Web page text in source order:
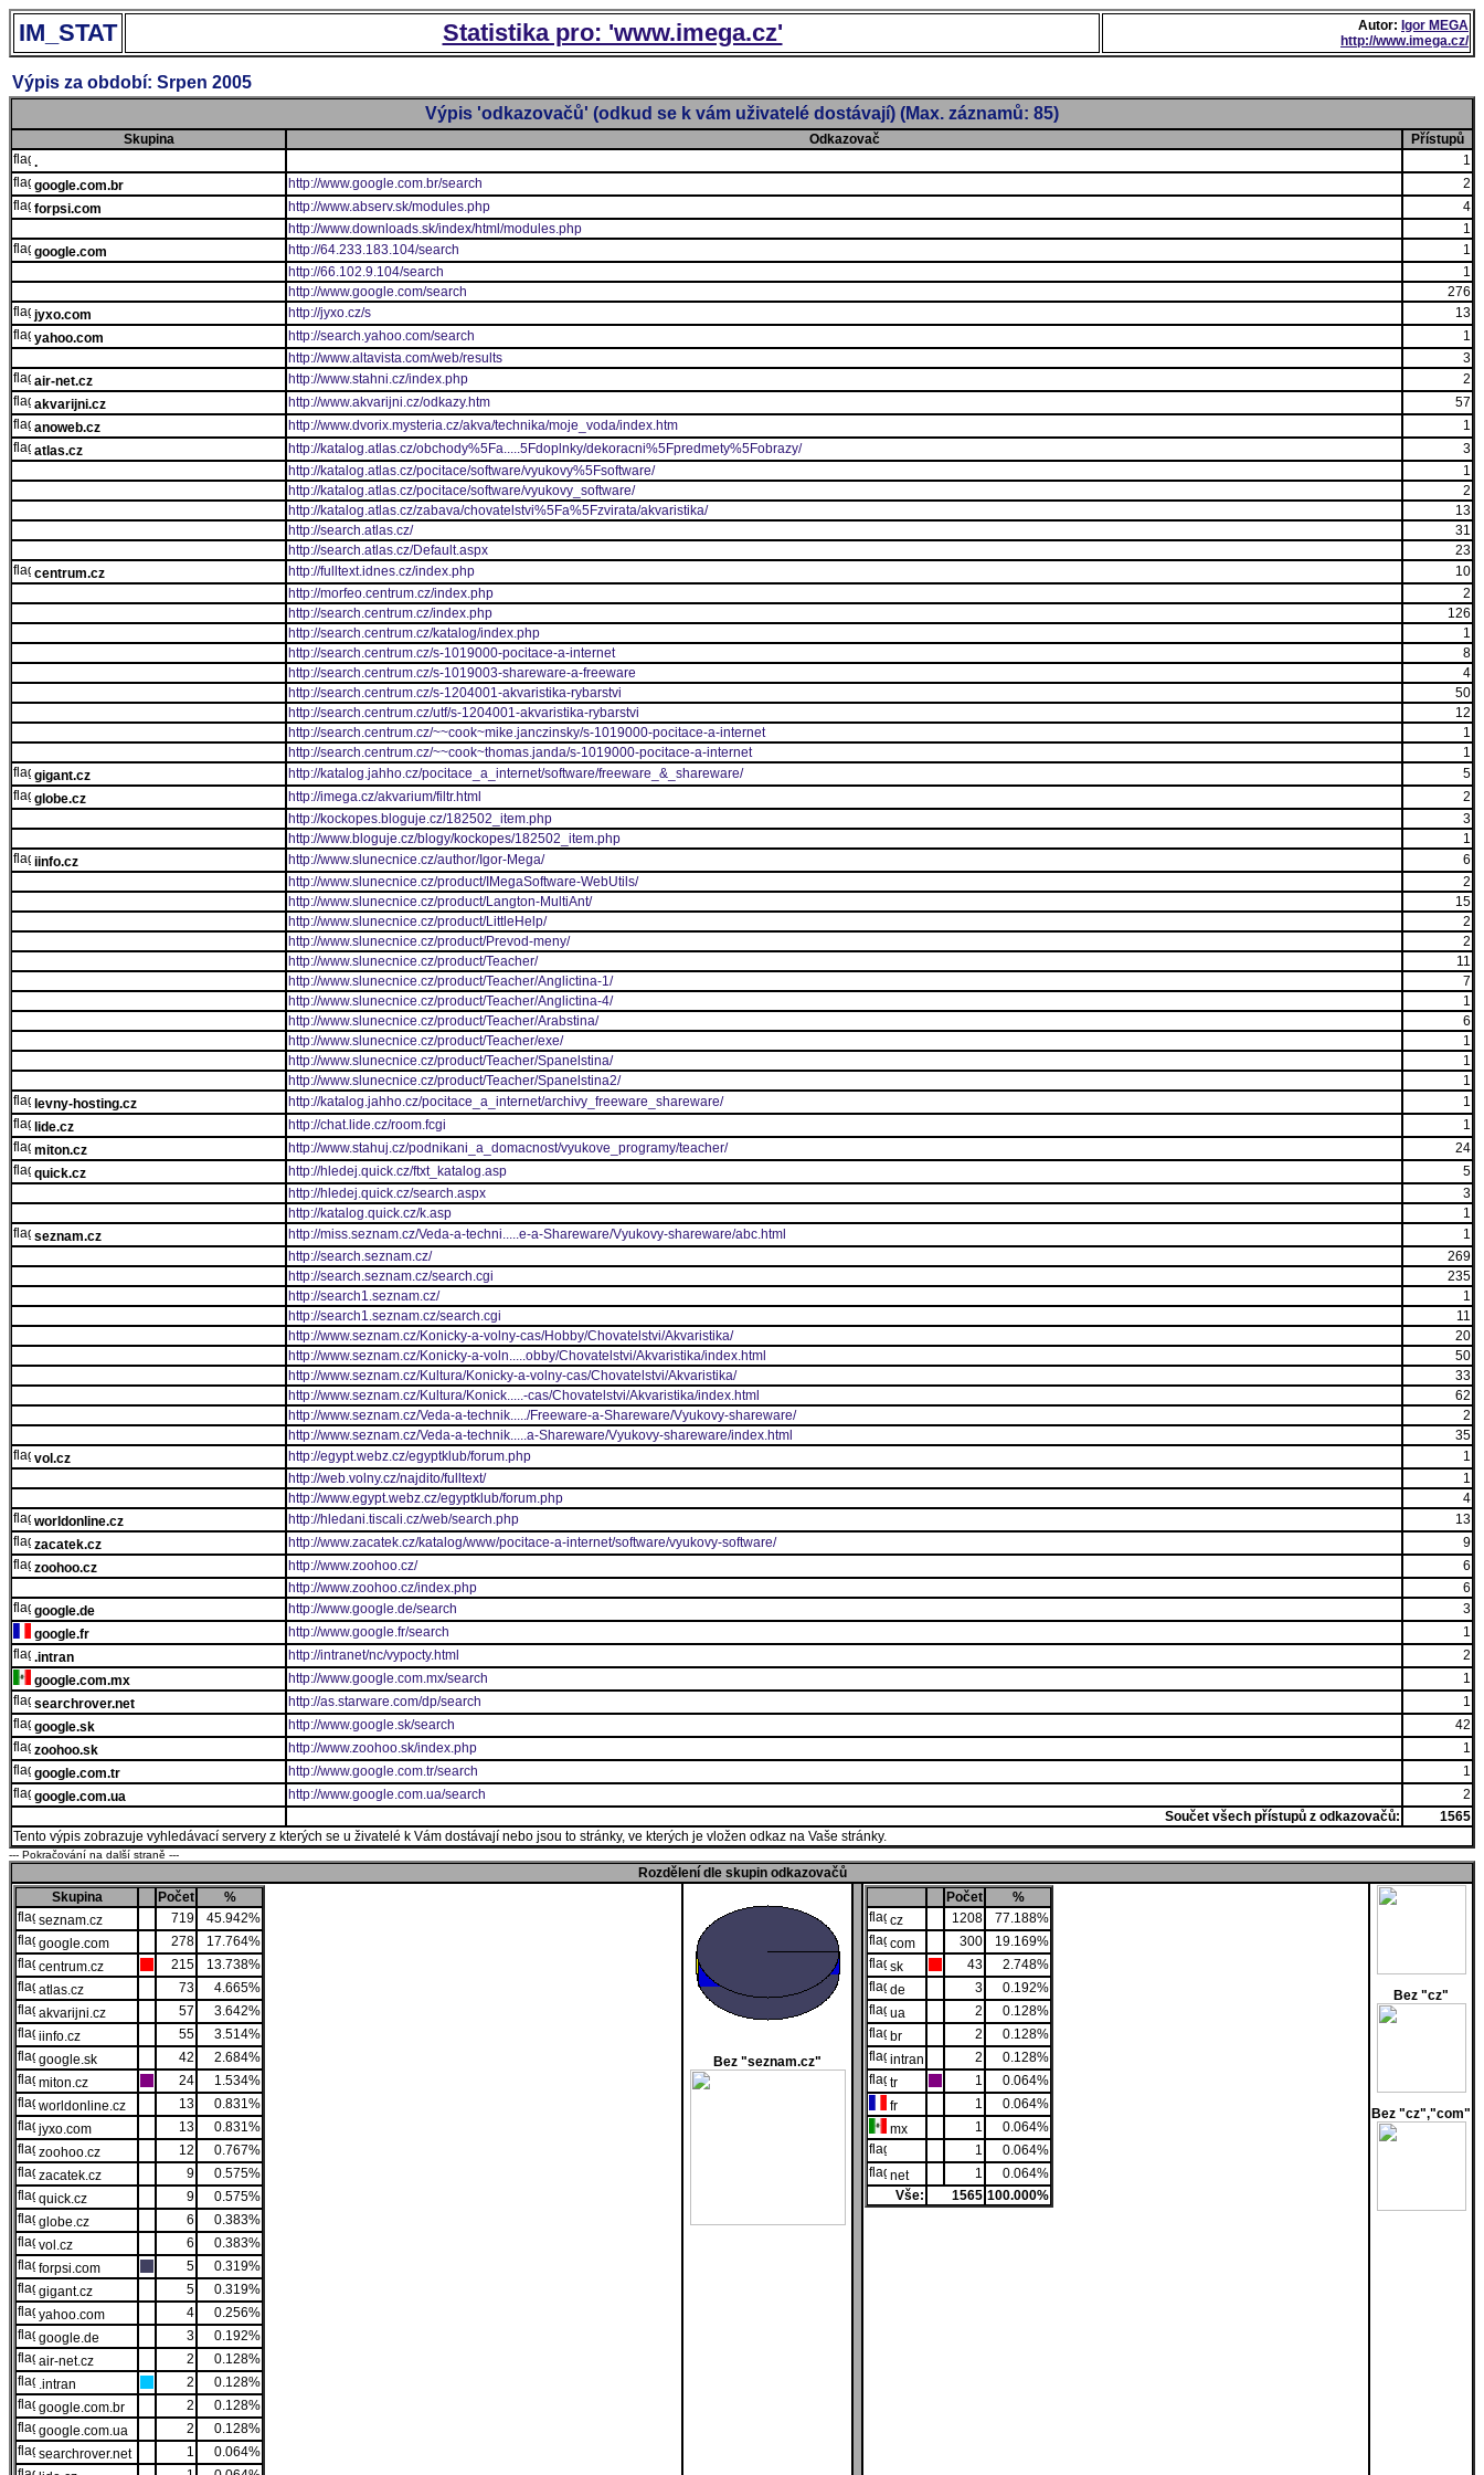
IM_STAT Statistika pro: 'www.imega.cz' Autor: Igor MEGA
http://www.imega.cz/
Výpis za období: Srpen 2005
Výpis 'odkazovačů' (odkud se k vám uživatelé dostávají) (Max. záznamů: 85)
Skupina Odkazovač
Přístupů
.
1
google.com.br
http://www.google.com.br/search
2
forpsi.com
http://www.abserv.sk/modules.php
4
http://www.downloads.sk/index/html/modules.php
1
google.com
http://64.233.183.104/search
1
http://66.102.9.104/search
1
http://www.google.com/search
276
jyxo.com
http://jyxo.cz/s
13
yahoo.com
http://search.yahoo.com/search
1
http://www.altavista.com/web/results
3
air-net.cz
http://www.stahni.cz/index.php
2
akvarijni.cz
http://www.akvarijni.cz/odkazy.htm
57
anoweb.cz
http://www.dvorix.mysteria.cz/akva/technika/moje_voda/index.htm
1
atlas.cz
http://katalog.atlas.cz/obchody%5Fa.....5Fdoplnky/dekoracni%5Fpredmety%5Fobrazy/
3
http://katalog.atlas.cz/pocitace/software/vyukovy%5Fsoftware/
1
http://katalog.atlas.cz/pocitace/software/vyukovy_software/
2
http://katalog.atlas.cz/zabava/chovatelstvi%5Fa%5Fzvirata/akvaristika/
13
http://search.atlas.cz/
31
http://search.atlas.cz/Default.aspx
23
centrum.cz
http://fulltext.idnes.cz/index.php
10
http://morfeo.centrum.cz/index.php
2
http://search.centrum.cz/index.php
126
http://search.centrum.cz/katalog/index.php
1
http://search.centrum.cz/s-1019000-pocitace-a-internet
8
http://search.centrum.cz/s-1019003-shareware-a-freeware
4
http://search.centrum.cz/s-1204001-akvaristika-rybarstvi
50
http://search.centrum.cz/utf/s-1204001-akvaristika-rybarstvi
12
http://search.centrum.cz/~~cook~mike.janczinsky/s-1019000-pocitace-a-internet
1
http://search.centrum.cz/~~cook~thomas.janda/s-1019000-pocitace-a-internet
1
gigant.cz
http://katalog.jahho.cz/pocitace_a_internet/software/freeware_&_shareware/
5
globe.cz
http://imega.cz/akvarium/filtr.html
2
http://kockopes.bloguje.cz/182502_item.php
3
http://www.bloguje.cz/blogy/kockopes/182502_item.php
1
iinfo.cz
http://www.slunecnice.cz/author/Igor-Mega/
6
http://www.slunecnice.cz/product/IMegaSoftware-WebUtils/
2
http://www.slunecnice.cz/product/Langton-MultiAnt/
15
http://www.slunecnice.cz/product/LittleHelp/
2
http://www.slunecnice.cz/product/Prevod-meny/
2
http://www.slunecnice.cz/product/Teacher/
11
http://www.slunecnice.cz/product/Teacher/Anglictina-1/
7
http://www.slunecnice.cz/product/Teacher/Anglictina-4/
1
http://www.slunecnice.cz/product/Teacher/Arabstina/
6
http://www.slunecnice.cz/product/Teacher/exe/
1
http://www.slunecnice.cz/product/Teacher/Spanelstina/
1
http://www.slunecnice.cz/product/Teacher/Spanelstina2/
1
levny-hosting.cz
http://katalog.jahho.cz/pocitace_a_internet/archivy_freeware_shareware/
1
lide.cz
http://chat.lide.cz/room.fcgi
1
miton.cz
http://www.stahuj.cz/podnikani_a_domacnost/vyukove_programy/teacher/
24
quick.cz
http://hledej.quick.cz/ftxt_katalog.asp
5
http://hledej.quick.cz/search.aspx
3
http://katalog.quick.cz/k.asp
1
seznam.cz
http://miss.seznam.cz/Veda-a-techni.....e-a-Shareware/Vyukovy-shareware/abc.html
1
http://search.seznam.cz/
269
http://search.seznam.cz/search.cgi
235
http://search1.seznam.cz/
1
http://search1.seznam.cz/search.cgi
11
http://www.seznam.cz/Konicky-a-volny-cas/Hobby/Chovatelstvi/Akvaristika/
20
http://www.seznam.cz/Konicky-a-voln.....obby/Chovatelstvi/Akvaristika/index.html
50
http://www.seznam.cz/Kultura/Konicky-a-volny-cas/Chovatelstvi/Akvaristika/
33
http://www.seznam.cz/Kultura/Konick.....-cas/Chovatelstvi/Akvaristika/index.html
62
http://www.seznam.cz/Veda-a-technik...../Freeware-a-Shareware/Vyukovy-shareware/
2
http://www.seznam.cz/Veda-a-technik.....a-Shareware/Vyukovy-shareware/index.html
35
vol.cz
http://egypt.webz.cz/egyptklub/forum.php
1
http://web.volny.cz/najdito/fulltext/
1
http://www.egypt.webz.cz/egyptklub/forum.php
4
worldonline.cz
http://hledani.tiscali.cz/web/search.php
13
zacatek.cz
http://www.zacatek.cz/katalog/www/pocitace-a-internet/software/vyukovy-software/
9
zoohoo.cz
http://www.zoohoo.cz/
6
http://www.zoohoo.cz/index.php
6
google.de
http://www.google.de/search
3
google.fr
http://www.google.fr/search
1
.intran
http://intranet/nc/vypocty.html
2
google.com.mx
http://www.google.com.mx/search
1
searchrover.net
http://as.starware.com/dp/search
1
google.sk
http://www.google.sk/search
42
zoohoo.sk
http://www.zoohoo.sk/index.php
1
google.com.tr
http://www.google.com.tr/search
1
google.com.ua
http://www.google.com.ua/search
2
Součet všech přístupů z odkazovačů:
1565
Tento výpis zobrazuje vyhledávací servery z kterých se u živatelé k Vám dostávají nebo jsou to stránky, ve kterých je vložen odkaz na Vaše stránky.
--- Pokračování na další straně ---
Rozdělení dle skupin odkazovačů
Skupina
Počet
%
seznam.cz
719
45.942%
google.com
278
17.764%
centrum.cz
215
13.738%
atlas.cz
73
4.665%
akvarijni.cz
57
3.642%
iinfo.cz
55
3.514%
google.sk
42
2.684%
miton.cz
24
1.534%
worldonline.cz
13
0.831%
jyxo.com
13
0.831%
zoohoo.cz
12
0.767%
zacatek.cz
9
0.575%
quick.cz
9
0.575%
globe.cz
6
0.383%
vol.cz
6
0.383%
forpsi.com
5
0.319%
gigant.cz
5
0.319%
yahoo.com
4
0.256%
google.de
3
0.192%
air-net.cz
2
0.128%
.intran
2
0.128%
google.com.br
2
0.128%
google.com.ua
2
0.128%
searchrover.net
1
0.064%
Bez "seznam.cz"
Počet
%
cz
1208
77.188%
com
300
19.169%
sk
43
2.748%
de
3
0.192%
ua
2
0.128%
br
2
0.128%
intran
2
0.128%
tr
1
0.064%
fr
1
0.064%
mx
1
0.064%
1
0.064%
net
1
0.064%
Vše:
1565 100.000%
Bez "cz"
Bez "cz","com"